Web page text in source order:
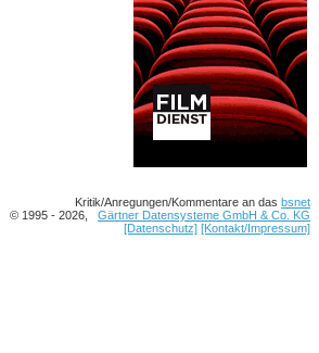
Kritik/Anregungen/Kommentare an das bsnet
© 1995 - 2026, Gärtner Datensysteme GmbH & Co. KG
[Datenschutz] [Kontakt/Impressum]